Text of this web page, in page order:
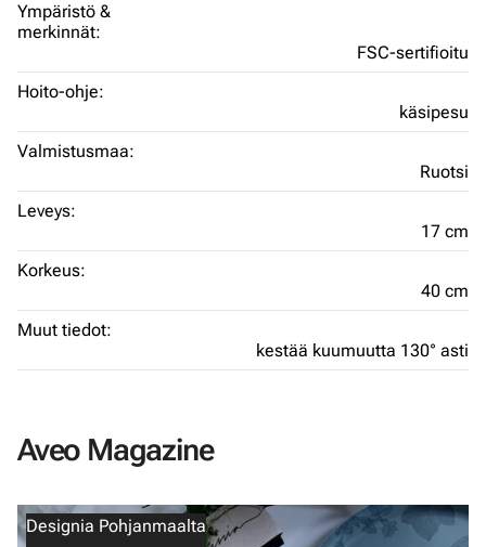
Ympäristö &
merkinnät:
FSC-sertifioitu
Hoito-ohje:
käsipesu
Valmistusmaa:
Ruotsi
Leveys:
17 cm
Korkeus:
40 cm
Muut tiedot:
kestää kuumuutta 130° asti
Aveo Magazine
Designia Pohjanmaalta